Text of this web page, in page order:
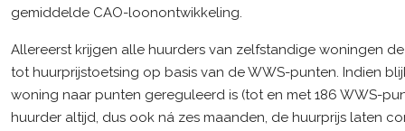
gemiddelde CAO-loonontwikkeling.
Allereerst krijgen alle huurders van zelfstandige woningen
tot huurprijstoetsing op basis van de WWS-punten. Indien
woning naar punten gereguleerd is (tot en met 186 WWS-
huurder altijd, dus ook ná zes maanden, de huurprijs laten